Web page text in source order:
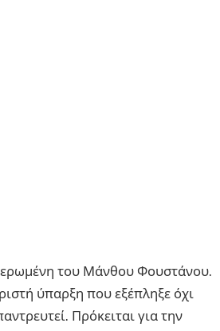
του Μάνθου Φουστάνου.
ύπαρξη που εξέπληξε όχι
Πρόκειται για την